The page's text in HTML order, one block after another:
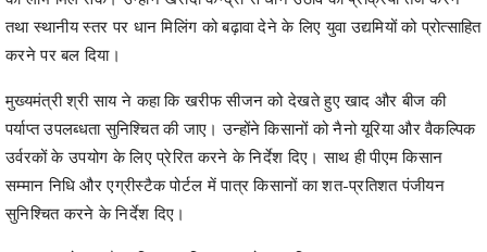
मुख्यमंत्री श्री साय ने कहा कि खरीफ सीजन को देखते हुए खाद और बीज की
पर्याप्त उपलब्धता सुनिश्चित की जाए। उन्होंने किसानों को नैनो यूरिया और वैकल्पिक
उर्वरकों के उपयोग के लिए प्रेरित करने के निर्देश दिए। साथ ही पीएम किसान
सम्मान निधि और एग्रीस्टैक पोर्टल में पात्र किसानों का शत-प्रतिशत पंजीयन
सुनिश्चित करने के निर्देश दिए।
*स्वास्थ्य, पोषण और महिला सशक्तिकरण को प्राथमिकता